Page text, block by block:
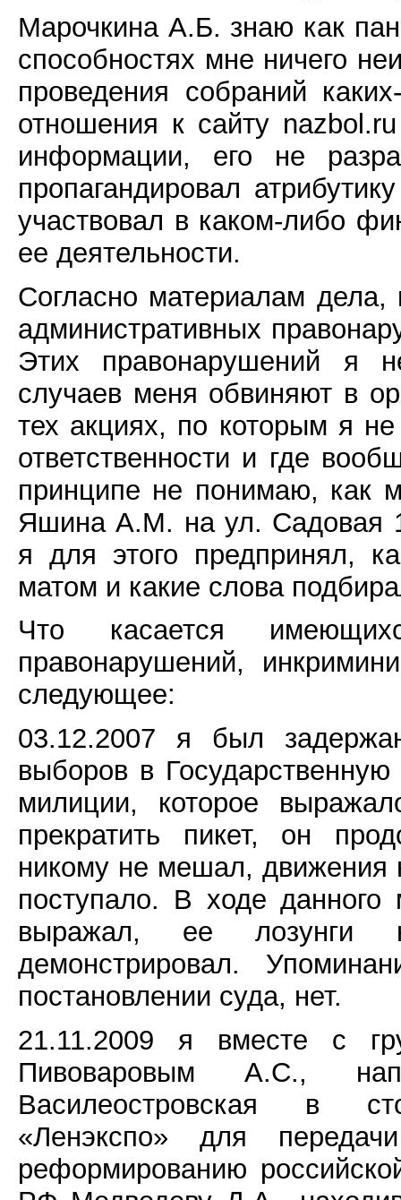
Марочкина А.Б. знаю как
способностях мне ничего
проведения собраний
отношения к сайту
информации, его не
пропагандировал
участвовал в каком-либо
ее деятельности.
Согласно материалам дела,
административных
Этих правонарушений я
случаев меня обвиняют в
тех акциях, по которым я
ответственности и где
принципе не понимаю, как
Яшина А.М. на ул. Садовая
я для этого предпринял,
матом и какие слова
Что касается
правонарушений,
следующее:
03.12.2007 я был
выборов в
милиции, которое
прекратить пикет, он
никому не мешал, движения
поступало. В ходе
выражал, ее лозунги
демонстрировал.
постановлении суда, нет.
21.11.2009 я вместе с
Пивоваровым А.С.,
Василеостровская в
«Ленэкспо» для
реформированию